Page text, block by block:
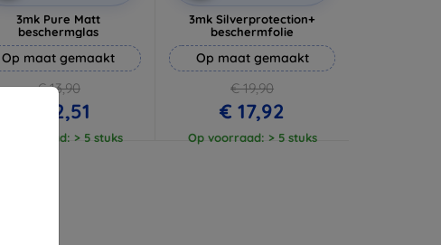
3mk Pure Matt
beschermglas
Op maat gemaakt
€ 13,90
€ 12,51
Op voorraad: > 5 stuks
3mk Silverprotection+
beschermfolie
Op maat gemaakt
€ 19,90
€ 17,92
Op voorraad: > 5 stuks